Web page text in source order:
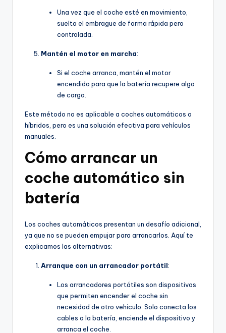
Una vez que el coche esté en movimiento,
suelta el embrague de forma rápida pero
controlada.
Mantén el motor en marcha:
Si el coche arranca, mantén el motor
encendido para que la batería recupere algo
de carga.
Este método no es aplicable a coches automáticos o
híbridos, pero es una solución efectiva para vehículos
manuales.
Cómo arrancar un
coche automático sin
batería
Los coches automáticos presentan un desafío adicional,
ya que no se pueden empujar para arrancarlos. Aquí te
explicamos las alternativas:
Arranque con un arrancador portátil:
Los arrancadores portátiles son dispositivos
que permiten encender el coche sin
necesidad de otro vehículo. Solo conecta los
cables a la batería, enciende el dispositivo y
arranca el coche.